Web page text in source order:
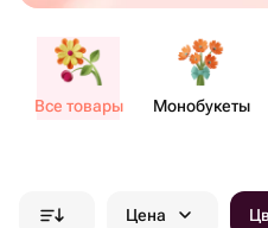
Все товары Моно​букеты
Цена